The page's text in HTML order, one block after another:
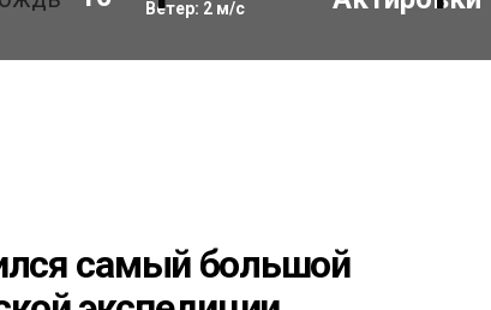
Ветер: 2м/с
самый большой